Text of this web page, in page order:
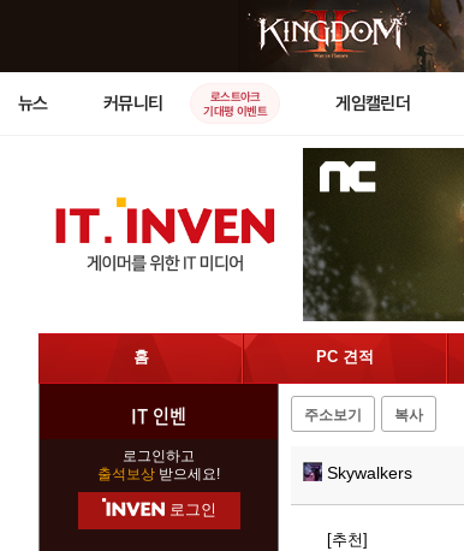
뉴스 커뮤니티
로스트아크
기대평 이벤트
게임캘린더
홈 PC 견적
IT 인벤
로그인하고
출석보상 받으세요!
로그인
주소보기 복사
Skywalkers
[추천]